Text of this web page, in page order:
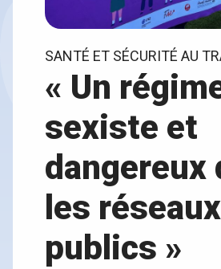
SANTÉ ET SÉCURITÉ AU
« Un
sexiste et
dangereux
les réseaux
publics »